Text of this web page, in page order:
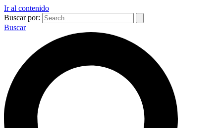
Ir al contenido
Buscar por:
Buscar